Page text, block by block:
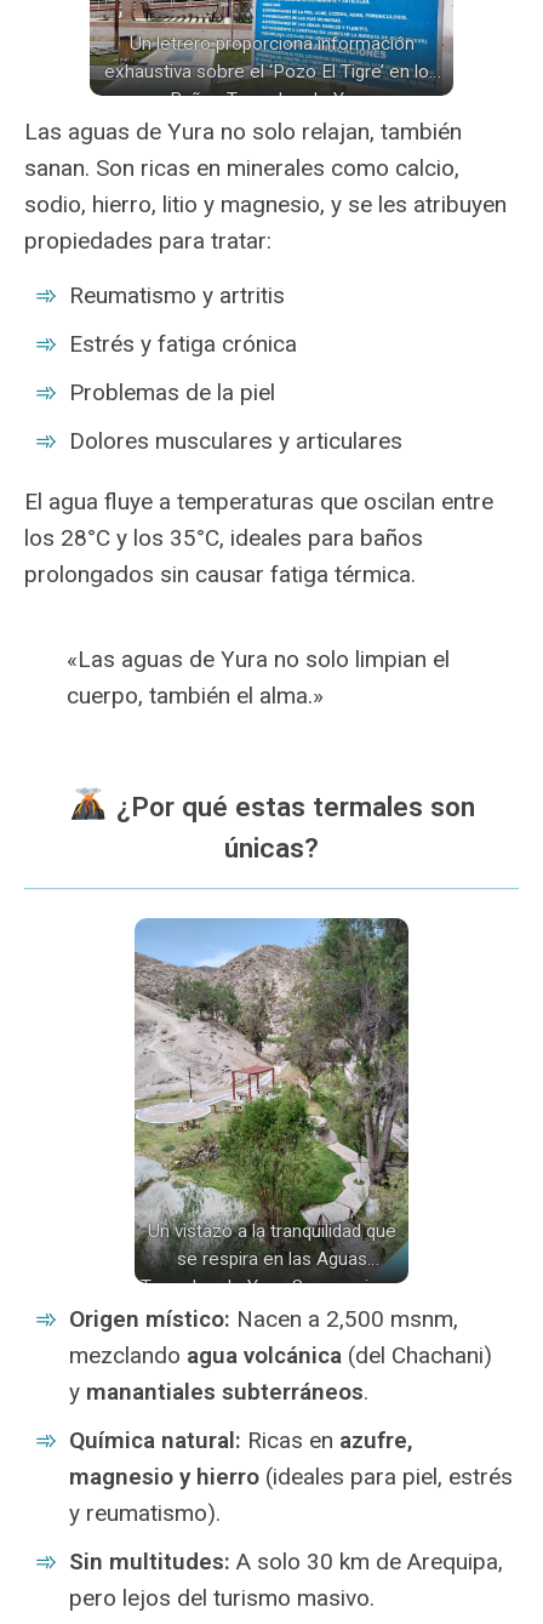
Un letrero proporciona información
exhaustiva sobre el ‘Pozo El Tigre’ en los
Baños Termales de Yura.
Las aguas de Yura no solo relajan, también
sanan. Son ricas en minerales como calcio,
sodio, hierro, litio y magnesio, y se les atribuyen
propiedades para tratar:
Reumatismo y artritis
Estrés y fatiga crónica
Problemas de la piel
Dolores musculares y articulares
El agua fluye a temperaturas que oscilan entre
los 28°C y los 35°C, ideales para baños
prolongados sin causar fatiga térmica.
«Las aguas de Yura no solo limpian el
cuerpo, también el alma.»
¿Por qué estas termales son
únicas?
Un vistazo a la tranquilidad que
se respira en las Aguas
Termales de Yura. Se aprecia un
espacio cuidado con áreas de
descanso, senderos y
vegetación.
Origen místico: Nacen a 2,500 msnm,
mezclando agua volcánica (del Chachani)
y manantiales subterráneos.
Química natural: Ricas en azufre,
magnesio y hierro (ideales para piel, estrés
y reumatismo).
Sin multitudes: A solo 30 km de Arequipa,
pero lejos del turismo masivo.